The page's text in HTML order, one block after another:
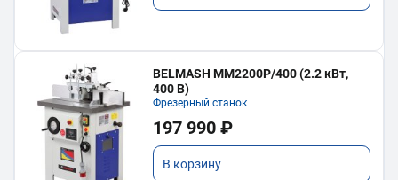
BELMASH MM2200P/400 (2.2 кВт,
400 В)
Фрезерный станок
197 990 ₽
В корзину